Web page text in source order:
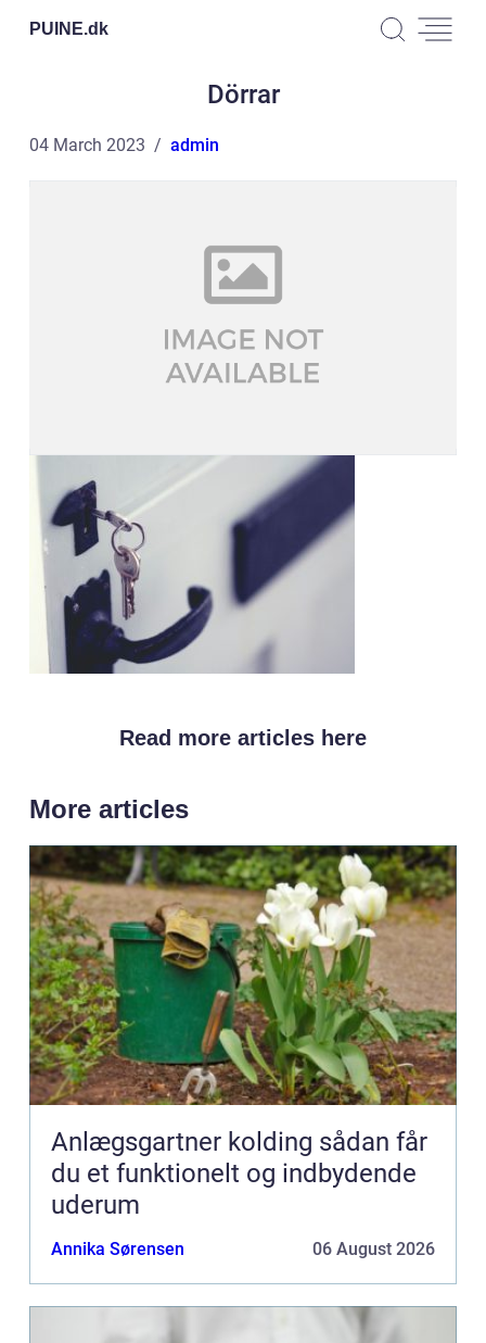
PUINE.dk
Dörrar
04 March 2023 admin
Read more articles here
More articles
Anlægsgartner kolding sådan får
du et funktionelt og indbydende
uderum
Annika Sørensen 06 August 2026